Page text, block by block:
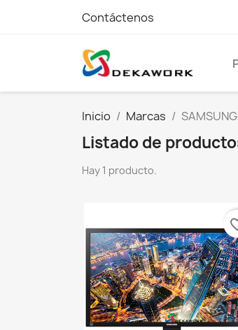
Contáctenos
Inicio Marcas SAMSUNG
Listado de
Hay 1 producto.